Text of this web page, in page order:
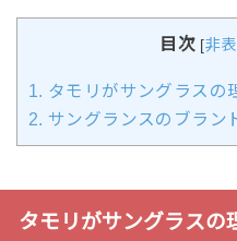
目次 [非
1. タモリがサングラスの
2. サングランスのブラン
タモリがサングラスの